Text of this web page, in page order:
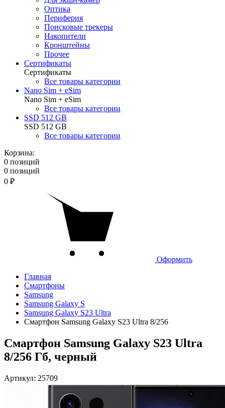
Оптика
Периферия
Поисковые трекеры
Накопители
Кронштейны
Прочее
Сертификаты
Сертификаты
Все товары категории
Nano Sim + eSim
Nano Sim + eSim
Все товары категории
SSD 512 GB
SSD 512 GB
Все товары категории
Корзина:
0 позиций
0 позиций
0 ₽
Оформить
Главная
Смартфоны
Samsung
Samsung Galaxy S
Samsung Galaxy S23 Ultra
Смартфон Samsung Galaxy S23 Ultra 8/256
Смартфон Samsung Galaxy S23 Ultra
8/256 Гб, черный
Артикул: 25709